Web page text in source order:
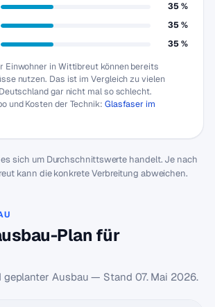
35 %
35 %
35 %
Einwohner in Wittibreut können bereits
nutzen. Das ist im Vergleich zu vielen
gar nicht mal so schlecht.
und Kosten der Technik: Glasfaser im
sich um Durchschnittswerte handelt. Je nach
kann die konkrete Verbreitung abweichen.
Plan für
geplanter Ausbau — Stand 07. Mai 2026.